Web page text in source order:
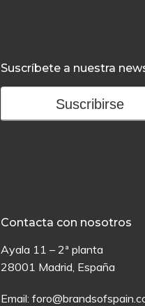
Suscríbete a nuestra
Suscribirse
Contacta con nosotros
Ayala 11 – 2ª planta
28001 Madrid, España
Email: